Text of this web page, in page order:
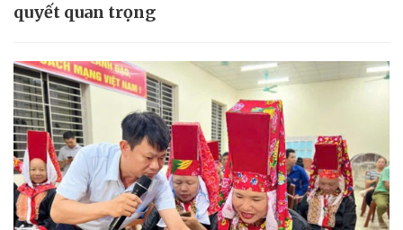
quyết quan trọng